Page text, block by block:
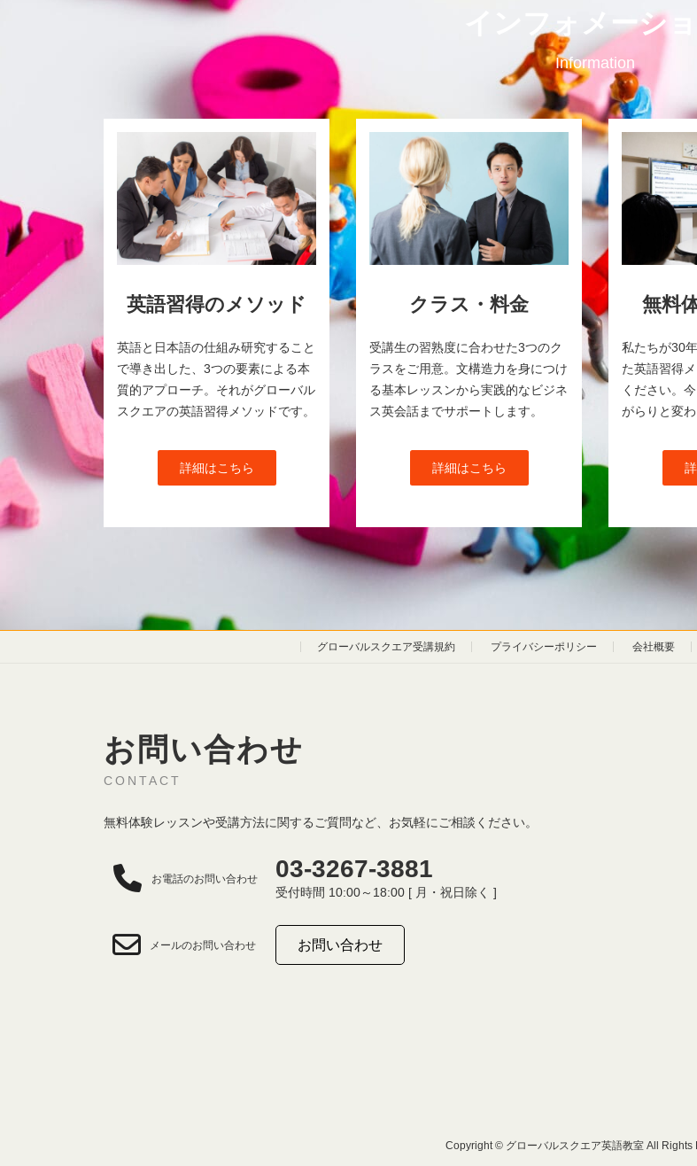
インフォメーショ
Information
英語習得のメソッド
英語と日本語の仕組み研究すること
で導き出した、3つの要素による本
質的アプローチ。それがグローバル
スクエアの英語習得メソッドです。
詳細はこちら
クラス・料金
受講生の習熟度に合わせた3つのク
ラスをご用意。文構造力を身につけ
る基本レッスンから実践的なビジネ
ス英会話までサポートします。
詳細はこちら
無料
私たちが30
た英語習得
ください。
がらりと変わ
グローバルスクエア受講規約 プライバシーポリシー 会社概要
お問い合わせ
CONTACT
無料体験レッスンや受講方法に関するご質問など、お気軽にご相談ください。
お電話のお問い合わせ 03-3267-3881
受付時間 10:00～18:00 [ 月・祝日除く ]
メールのお問い合わせ お問い合わせ
Copyright © グローバルスクエア英語教室 All Rights